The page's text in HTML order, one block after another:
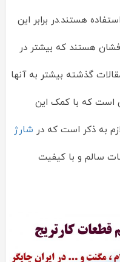
هستند.در برابر این
هستند که بیشتر در
گذشته بیشتر به آنها
است که با کمک این
به ذکر است که در شارژ
سالم و با کیفیت